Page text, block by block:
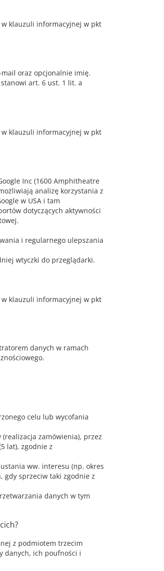
w klauzuli informacyjnej w pkt
oraz opcjonalnie imię.
art. 6 ust. 1 lit. a
w klauzuli informacyjnej w pkt
Inc (1600 Amphitheatre
analizę korzystania z
w USA i tam
dotyczących aktywności
i regularnego ulepszania
wtyczki do przeglądarki.
w klauzuli informacyjnej w pkt
danych w ramach
celu lub wycofania
zamówienia), przez
lat), zgodnie z
ww. interesu (np. okres
gdy sprzeciw taki zgodnie z
danych w tym
z podmiotem trzecim
danych, ich poufności i